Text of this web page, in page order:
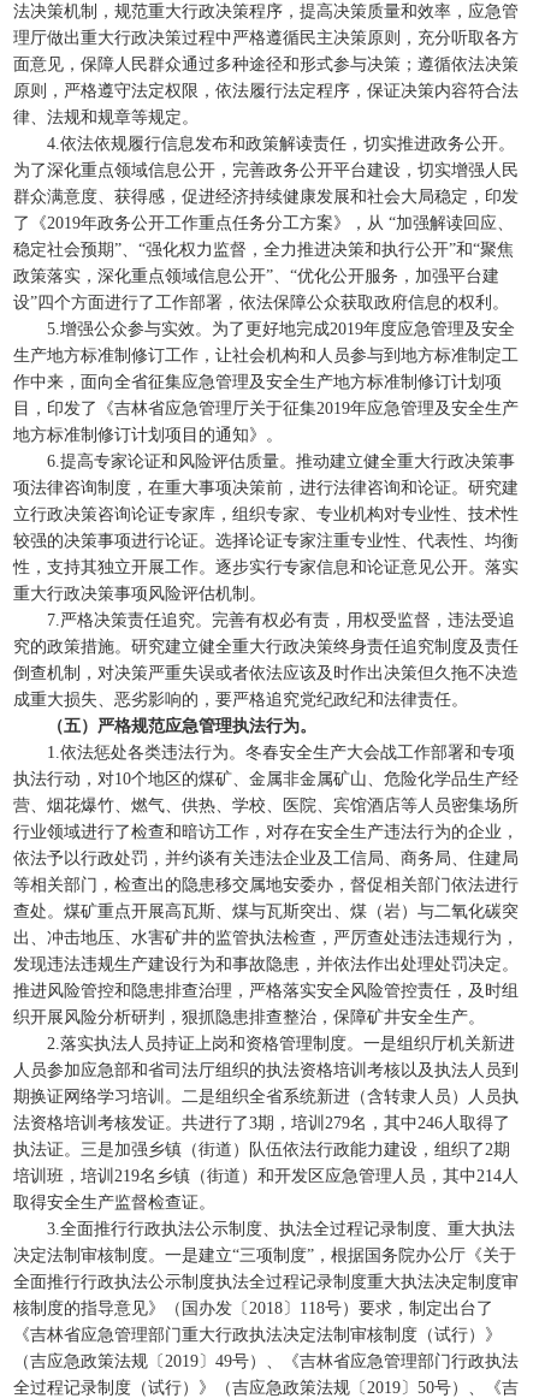
法决策机制，规范重大行政决策程序，提高决策质量和效率，应急管
理厅做出重大行政决策过程中严格遵循民主决策原则，充分听取各方
面意见，保障人民群众通过多种途径和形式参与决策；遵循依法决策
原则，严格遵守法定权限，依法履行法定程序，保证决策内容符合法
律、法规和规章等规定。
4.依法依规履行信息发布和政策解读责任，切实推进政务公开。
为了深化重点领域信息公开，完善政务公开平台建设，切实增强人民
群众满意度、获得感，促进经济持续健康发展和社会大局稳定，印发
了《2019年政务公开工作重点任务分工方案》，从 “加强解读回应、
稳定社会预期”、“强化权力监督，全力推进决策和执行公开”和“聚焦
政策落实，深化重点领域信息公开”、“优化公开服务，加强平台建
设”四个方面进行了工作部署，依法保障公众获取政府信息的权利。
5.增强公众参与实效。为了更好地完成2019年度应急管理及安全
生产地方标准制修订工作，让社会机构和人员参与到地方标准制定工
作中来，面向全省征集应急管理及安全生产地方标准制修订计划项
目，印发了《吉林省应急管理厅关于征集2019年应急管理及安全生产
地方标准制修订计划项目的通知》。
6.提高专家论证和风险评估质量。推动建立健全重大行政决策事
项法律咨询制度，在重大事项决策前，进行法律咨询和论证。研究建
立行政决策咨询论证专家库，组织专家、专业机构对专业性、技术性
较强的决策事项进行论证。选择论证专家注重专业性、代表性、均衡
性，支持其独立开展工作。逐步实行专家信息和论证意见公开。落实
重大行政决策事项风险评估机制。
7.严格决策责任追究。完善有权必有责，用权受监督，违法受追
究的政策措施。研究建立健全重大行政决策终身责任追究制度及责任
倒查机制，对决策严重失误或者依法应该及时作出决策但久拖不决造
成重大损失、恶劣影响的，要严格追究党纪政纪和法律责任。
（五）严格规范应急管理执法行为。
1.依法惩处各类违法行为。冬春安全生产大会战工作部署和专项
执法行动，对10个地区的煤矿、金属非金属矿山、危险化学品生产经
营、烟花爆竹、燃气、供热、学校、医院、宾馆酒店等人员密集场所
行业领域进行了检查和暗访工作，对存在安全生产违法行为的企业，
依法予以行政处罚，并约谈有关违法企业及工信局、商务局、住建局
等相关部门，检查出的隐患移交属地安委办，督促相关部门依法进行
查处。煤矿重点开展高瓦斯、煤与瓦斯突出、煤（岩）与二氧化碳突
出、冲击地压、水害矿井的监管执法检查，严厉查处违法违规行为，
发现违法违规生产建设行为和事故隐患，并依法作出处理处罚决定。
推进风险管控和隐患排查治理，严格落实安全风险管控责任，及时组
织开展风险分析研判，狠抓隐患排查整治，保障矿井安全生产。
2.落实执法人员持证上岗和资格管理制度。一是组织厅机关新进
人员参加应急部和省司法厅组织的执法资格培训考核以及执法人员到
期换证网络学习培训。二是组织全省系统新进（含转隶人员）人员执
法资格培训考核发证。共进行了3期，培训279名，其中246人取得了
执法证。三是加强乡镇（街道）队伍依法行政能力建设，组织了2期
培训班，培训219名乡镇（街道）和开发区应急管理人员，其中214人
取得安全生产监督检查证。
3.全面推行行政执法公示制度、执法全过程记录制度、重大执法
决定法制审核制度。一是建立“三项制度”，根据国务院办公厅《关于
全面推行行政执法公示制度执法全过程记录制度重大执法决定制度审
核制度的指导意见》（国办发〔2018〕118号）要求，制定出台了
《吉林省应急管理部门重大行政执法决定法制审核制度（试行）》
（吉应急政策法规〔2019〕49号）、《吉林省应急管理部门行政执法
全过程记录制度（试行）》（吉应急政策法规〔2019〕50号）、《吉